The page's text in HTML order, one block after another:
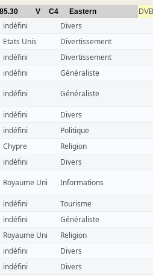
V C4 Eastern
indéfini Divers
Etats Unis Divertissement
indéfini Divertissement
indéfini Généraliste
indéfini Généraliste
indéfini Divers
indéfini Politique
Chypre Religion
indéfini Divers
Royaume Uni Informations
indéfini Tourisme
indéfini Généraliste
Royaume Uni Religion
indéfini Divers
indéfini Divers